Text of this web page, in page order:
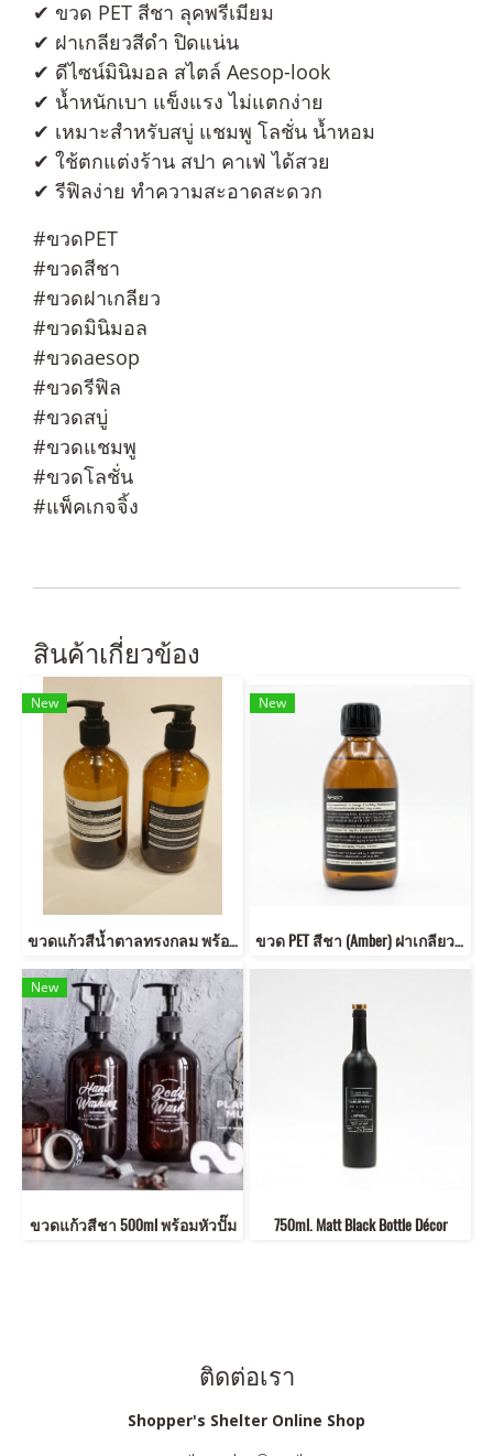
✔ ขวด PET สีชา ลุคพรีเมียม
✔ ฝาเกลียวสีดำ ปิดแน่น
✔ ดีไซน์มินิมอล สไตล์ Aesop-look
✔ น้ำหนักเบา แข็งแรง ไม่แตกง่าย
✔ เหมาะสำหรับสบู่ แชมพู โลชั่น น้ำหอม
✔ ใช้ตกแต่งร้าน สปา คาเฟ่ ได้สวย
✔ รีฟิลง่าย ทำความสะอาดสะดวก
#ขวดPET
#ขวดสีชา
#ขวดฝาเกลียว
#ขวดมินิมอล
#ขวดaesop
#ขวดรีฟิล
#ขวดสบู่
#ขวดแชมพู
#ขวดโลชั่น
#แพ็คเกจจิ้ง
สินค้าเกี่ยวข้อง
New
ขวดแก้วสีน้ำตาลทรงกลม พร้อมหัวปั๊มกด 500ml
New
ขวด PET สีชา (Amber) ฝาเกลียว สีดำ ทรงกลม / บ่ามน
New
ขวดแก้วสีชา 500ml พร้อมหัวปั๊ม 750ml. Matt Black Bottle Décor
ติดต่อเรา
Shopper's Shelter Online Shop